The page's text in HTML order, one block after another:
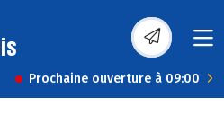
Prochaine ouverture à 09:00